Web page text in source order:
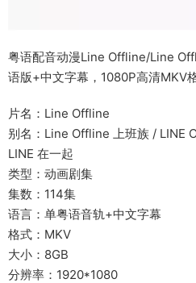
粤语配音动漫Line Offline/Line
语版+中文字幕，1080P高清MKV格
片名：Line Offline
别名：Line Offline 上班族 / LINE
LINE 在一起
类型：动画剧集
集数：114集
语言：单粤语音轨+中文字幕
格式：MKV
大小：8GB
分辨率：1920*1080